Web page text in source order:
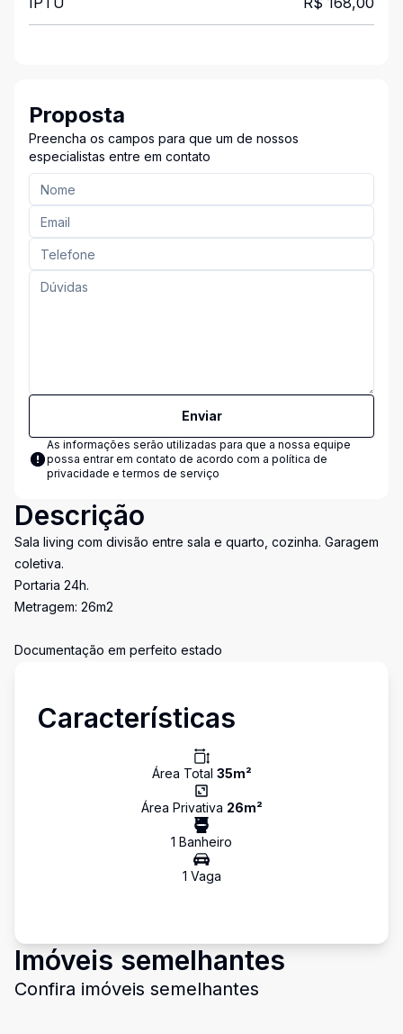
Proposta
Preencha os campos para que um de nossos
especialistas entre em contato
Enviar
As informações serão utilizadas para que a nossa equipe
possa entrar em contato de acordo com a política de
privacidade e termos de serviço
Descrição
Sala living com divisão entre sala e quarto, cozinha. Garagem
coletiva.
Portaria 24h.
Metragem: 26m2
Documentação em perfeito estado
Características
Área Total 35m²
Área Privativa 26m²
1 Banheiro
1 Vaga
Imóveis semelhantes
Confira imóveis semelhantes